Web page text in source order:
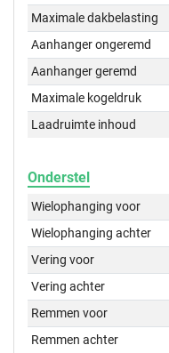
Maximale dakbelasting
Aanhanger ongeremd
Aanhanger geremd
Maximale kogeldruk
Laadruimte inhoud
Onderstel
Wielophanging voor
Wielophanging achter
Vering voor
Vering achter
Remmen voor
Remmen achter